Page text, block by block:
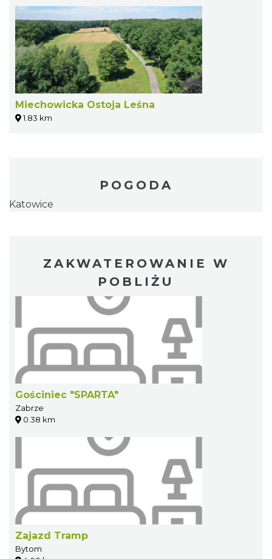
Miechowicka Ostoja Leśna
1.83 km
POGODA
Katowice
ZAKWATEROWANIE W
POBLIŻU
Gościniec "SPARTA"
Zabrze
0.38 km
Zajazd Tramp
Bytom